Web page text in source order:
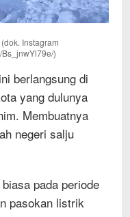
Instagram
)
berlangsung di
yang dulunya
Membuatnya
negeri salju
pada periode
pasokan listrik